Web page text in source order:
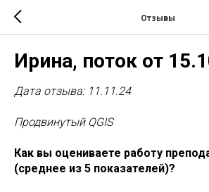
Отзывы
Ирина, поток от
Дата отзыва: 11.11.24
Продвинутый QGIS
Как вы оцениваете работу
(среднее из 5 показателей)?